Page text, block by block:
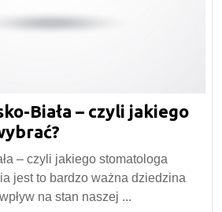
Biała – czyli jakiego
Bielsko-
Biała
–
– czyli jakiego stomatologa
jest to bardzo ważna dziedzina
na stan naszej ...